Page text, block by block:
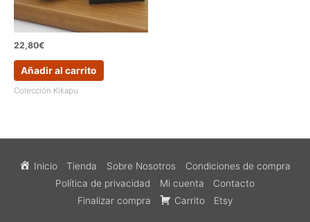
22,80€
Añadir al carrito
Colección Kikapu
Inicio Tienda Sobre Nosotros
Condiciones de compra
Política de privacidad
Mi cuenta
Contacto
Finalizar compra
Carrito Etsy